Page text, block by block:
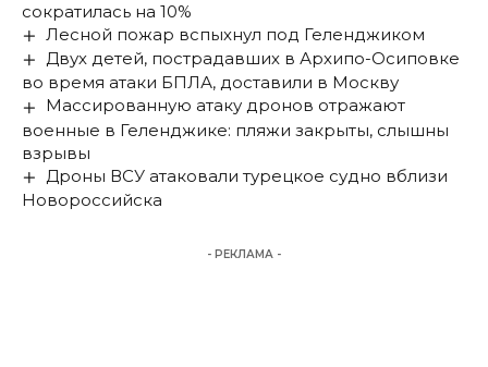
сократилась на 10%
Лесной пожар вспыхнул под Геленджиком
Двух детей, пострадавших в Архипо-Осиповке
во время атаки БПЛА, доставили в Москву
Массированную атаку дронов отражают
военные в Геленджике: пляжи закрыты, слышны
взрывы
Дроны ВСУ атаковали турецкое судно вблизи
Новороссийска
- РЕКЛАМА -